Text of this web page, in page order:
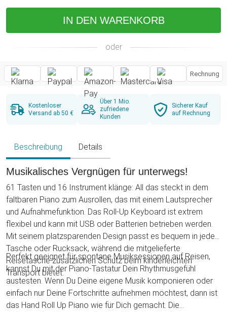
IN DEN WARENKORB
oder
Rechnung
Kostenloser
Versand ab 50 €
Über 1 Mio.
zufriedene
Kunden
Sicherer Kauf
auf Rechnung
Beschreibung Details
Musikalisches Vergnügen für unterwegs!
61 Tasten und 16 Instrument klänge: All das steckt in dem
faltbaren Piano zum Ausrollen, das mit einem Lautsprecher
und Aufnahmefunktion. Das Roll-Up Keyboard ist extrem
flexibel und kann mit USB oder Batterien betrieben werden.
Mit seinem platzsparenden Design passt es bequem in jede
Tasche oder Rucksack, während die mitgelieferte
Reisetasche zusätzlichen Schutz beim kinderleichten
Transport bietet.
Perfekt geeignet für spontane Musiksessionen auf Reisen,
kannst Du mit der Piano-Tastatur Dein Rhythmusgefühl
austesten. Wenn Du Deine eigene Musik komponieren oder
einfach nur Deine Fortschritte aufnehmen möchtest, dann ist
das Hand Roll Up Piano wie für Dich gemacht. Die